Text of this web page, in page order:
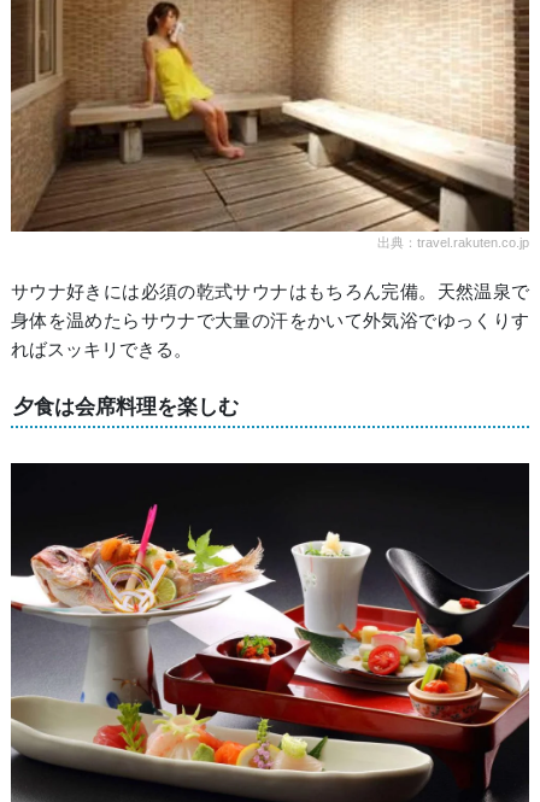
出典：travel.rakuten.co.jp
サウナ好きには必須の乾式サウナはもちろん完備。天然温泉で
身体を温めたらサウナで大量の汗をかいて外気浴でゆっくりす
ればスッキリできる。
夕食は会席料理を楽しむ